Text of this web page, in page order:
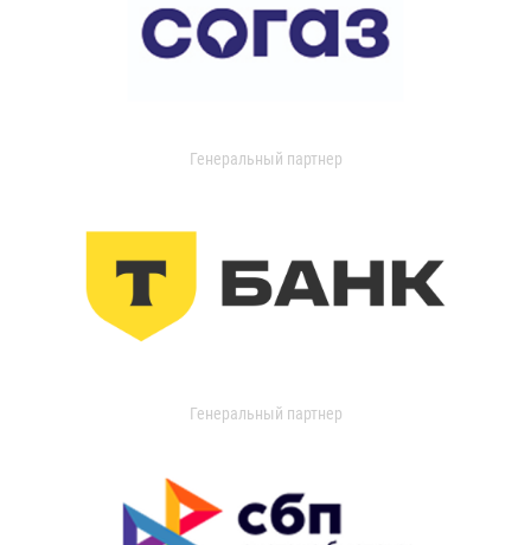
Генеральный партнер
Генеральный партнер